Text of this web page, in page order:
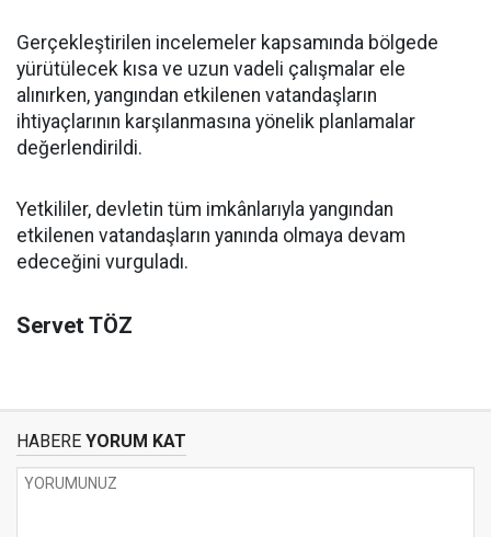
Gerçekleştirilen incelemeler kapsamında bölgede
yürütülecek kısa ve uzun vadeli çalışmalar ele
alınırken, yangından etkilenen vatandaşların
ihtiyaçlarının karşılanmasına yönelik planlamalar
değerlendirildi.
Yetkililer, devletin tüm imkânlarıyla yangından
etkilenen vatandaşların yanında olmaya devam
edeceğini vurguladı.
Servet TÖZ
HABERE YORUM KAT